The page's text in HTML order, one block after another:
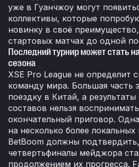
уже в Гуанчжоу могут
коллективы, которые
новинку в своё
стартовых матчах до одной
Последний турнир может стать
сезона
XSE Pro League не определит
команду мира. Большая часть
поездку в Китай, а
составов нельзя
окончательный приговор.
на несколько более
BetBoom должны
четвертьфиналы мейджора
продолжением их прогресса.